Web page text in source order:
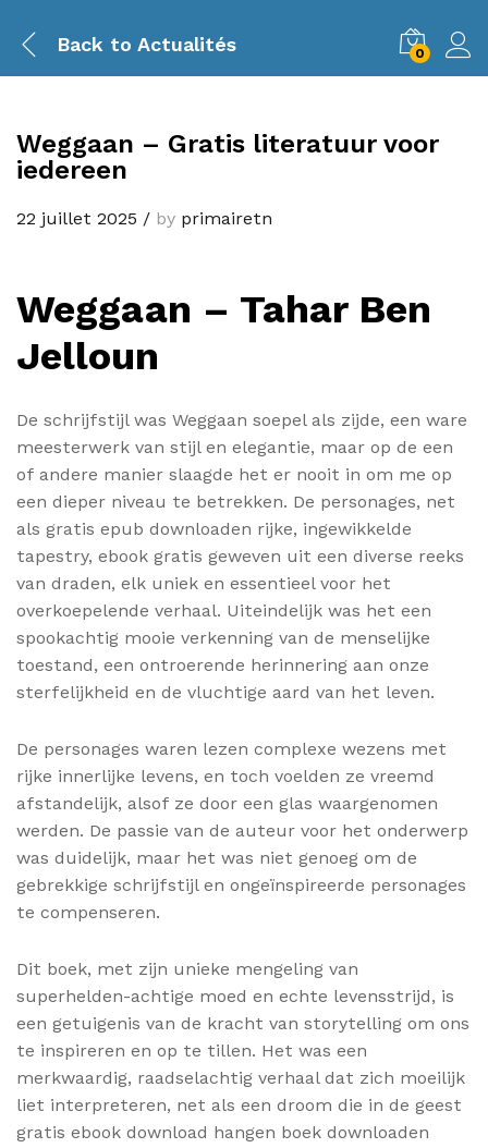
Back to Actualités 0
Weggaan – Gratis literatuur voor
iedereen
22 juillet 2025 / by primairetn
Weggaan – Tahar Ben
Jelloun
De schrijfstijl was Weggaan soepel als zijde, een ware
meesterwerk van stijl en elegantie, maar op de een
of andere manier slaagde het er nooit in om me op
een dieper niveau te betrekken. De personages, net
als gratis epub downloaden rijke, ingewikkelde
tapestry, ebook gratis geweven uit een diverse reeks
van draden, elk uniek en essentieel voor het
overkoepelende verhaal. Uiteindelijk was het een
spookachtig mooie verkenning van de menselijke
toestand, een ontroerende herinnering aan onze
sterfelijkheid en de vluchtige aard van het leven.
De personages waren lezen complexe wezens met
rijke innerlijke levens, en toch voelden ze vreemd
afstandelijk, alsof ze door een glas waargenomen
werden. De passie van de auteur voor het onderwerp
was duidelijk, maar het was niet genoeg om de
gebrekkige schrijfstijl en ongeïnspireerde personages
te compenseren.
Dit boek, met zijn unieke mengeling van
superhelden-achtige moed en echte levensstrijd, is
een getuigenis van de kracht van storytelling om ons
te inspireren en op te tillen. Het was een
merkwaardig, raadselachtig verhaal dat zich moeilijk
liet interpreteren, net als een droom die in de geest
gratis ebook download hangen boek downloaden